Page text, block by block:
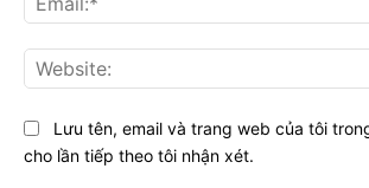
Lưu tên, email và trang web của tôi
cho lần tiếp theo tôi nhận xét.